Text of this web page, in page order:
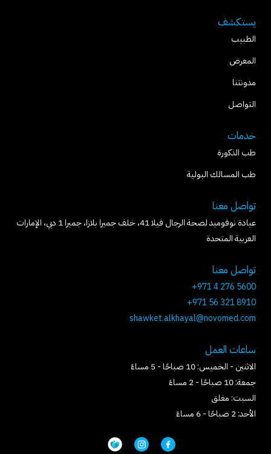
يستكشف
الطبيب
المعرض
مدونتنا
التواصل
خدمات
طب الذكورة
طب المسالك البولية
تواصل معنا
عيادة نوفوميد لصحة الرجال فيلا 41، خلف جميرا بلازا، جميرا 1 دبي، الإمارات
العربية المتحدة
ساعات العمل
الاثنين - الخميس: 10 صباحًا - 5 مساءً
جمعة: 10 صباحًا - 2 مساءً
السبت: مغلق
الأحد: 2 صباحًا - 6 مساءً
تواصل معنا
+971 4 276 5600
+971 56 321 8910
shawket.alkhayal@novomed.com